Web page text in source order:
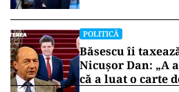
POLITICĂ
Băsescu îi
Nicușor Dan: „A
că a luat o carte